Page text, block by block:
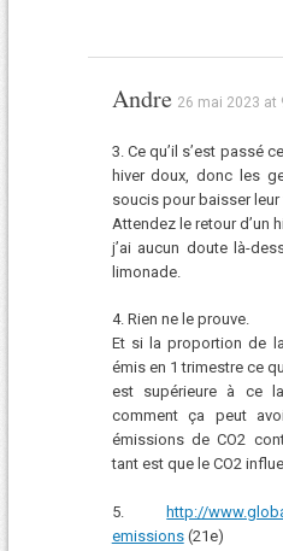
Andre 26 mai 2023 at
3. Ce qu’il s’est passé
hiver doux, donc les
soucis pour baisser
Attendez le retour d’un
j’ai aucun doute là-
limonade.
4. Rien ne le prouve.
Et si la proportion de
émis en 1 trimestre ce
est supérieure à ce
comment ça peut
émissions de CO2
tant est que le CO2
5.http://
emissions(21e)